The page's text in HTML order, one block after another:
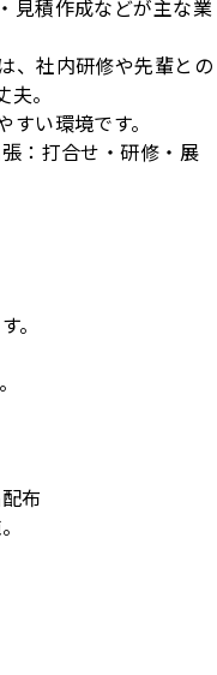
見積作成などが主な業
、社内研修や先輩との
。
い環境です。
：打合せ・研修・展
。
布